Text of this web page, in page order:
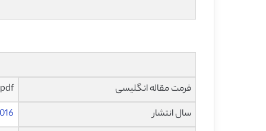
فرمت مقاله انگلیسی
pdf و ورد تایپ شده با قابلیت ویرایش
سال انتشار